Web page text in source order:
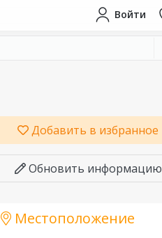
Войти
Добавить в избранное
Обновить информацию
Местоположение